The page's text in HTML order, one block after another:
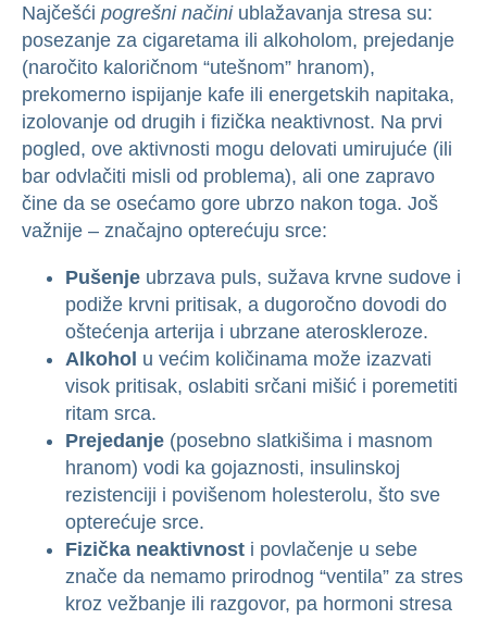
Najčešći pogrešni načiniublažavanja stresa su:
posezanje za cigaretama ili alkoholom, prejedanje
(naročito kaloričnom “utešnom” hranom),
prekomerno ispijanje kafe ili energetskih napitaka,
izolovanje od drugih i fizička neaktivnost. Na prvi
pogled, ove aktivnosti mogu delovati umirujuće (ili
bar odvlačiti misli od problema), ali one zapravo
čine da se osećamo gore ubrzo nakon toga. Još
važnije – značajno opterećuju srce:
Pušenje ubrzava puls, sužava krvne sudove i
podiže krvni pritisak, a dugoročno dovodi do
oštećenja arterija i ubrzane ateroskleroze.
Alkohol u većim količinama može izazvati
visok pritisak, oslabiti srčani mišić i poremetiti
ritam srca.
Prejedanje (posebno slatkišima i masnom
hranom) vodi ka gojaznosti, insulinskoj
rezistenciji i povišenom holesterolu, što sve
opterećuje srce.
Fizička neaktivnost i povlačenje u sebe
znače da nemamo prirodnog “ventila” za stres
kroz vežbanje ili razgovor, pa hormoni stresa